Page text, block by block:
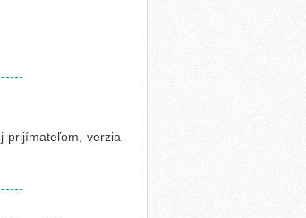
prijímateľom, verzia